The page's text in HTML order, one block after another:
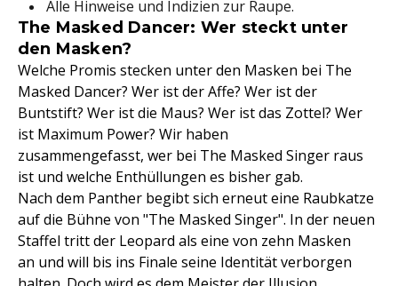
Alle Hinweise und Indizien zur Raupe.
The Masked Dancer: Wer steckt unter
den Masken?
Welche Promis stecken unter den Masken bei The
Masked Dancer? Wer ist der Affe? Wer ist der
Buntstift? Wer ist die Maus? Wer ist das Zottel? Wer
ist Maximum Power? Wir haben
zusammengefasst, wer bei The Masked Singer raus
ist und welche Enthüllungen es bisher gab.
Nach dem Panther begibt sich erneut eine Raubkatze
auf die Bühne von "The Masked Singer". In der neuen
Staffel tritt der Leopard als eine von zehn Masken
an und will bis ins Finale seine Identität verborgen